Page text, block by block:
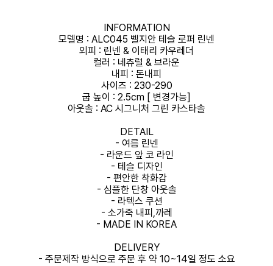
INFORMATION
모델명 : ALC045 벨지안 테슬 로퍼 린넨
외피 : 린넨 & 이태리 카우레더
컬러 : 네츄럴 & 브라운
내피 : 돈내피
사이즈 : 230-290
굽 높이 : 2.5cm [ 변경가능]
아웃솔 : AC 시그니처 그린 카스타솔
DETAIL
- 여름 린넨
- 라운드 앞 코 라인
- 테슬 디자인
- 편안한 착화감
- 심플한 단창 아웃솔
- 라텍스 쿠션
- 소가죽 내피,까레
- MADE IN KOREA
DELIVERY
- 주문제작 방식으로 주문 후 약 10~14일 정도 소요